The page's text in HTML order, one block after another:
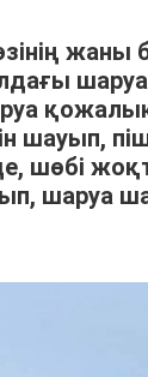
жаны
шауып,
шөбі
шаруа